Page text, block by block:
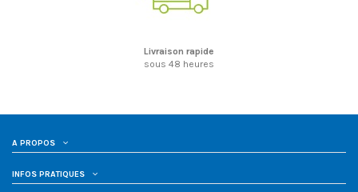
Livraison rapide
sous 48 heures
A PROPOS
INFOS PRATIQUES